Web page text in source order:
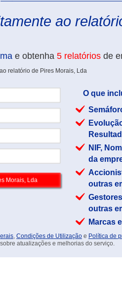
ao
e obtenha 5 relatórios de
relatório de Pires Morais, Lda
O que
NIF,
da
outras
outras
Marcas
, Condições de Utilização e Política de
atualizações e melhorias do serviço.